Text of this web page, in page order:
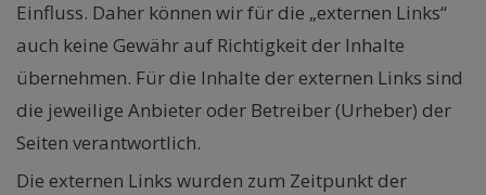
Einfluss. Daher können wir für die „externen Links“
auch keine Gewähr auf Richtigkeit der Inhalte
übernehmen. Für die Inhalte der externen Links sind
die jeweilige Anbieter oder Betreiber (Urheber) der
Seiten verantwortlich.
Die externen Links wurden zum Zeitpunkt der